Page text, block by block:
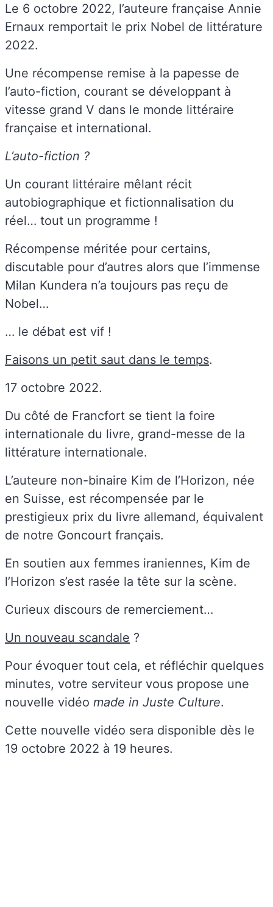
Le 6 octobre 2022, l’auteure française Annie
Ernaux remportait le prix Nobel de littérature
2022.
Une récompense remise à la papesse de
l’auto-fiction, courant se développant à
vitesse grand V dans le monde littéraire
française et international.
L’auto-fiction ?
Un courant littéraire mêlant récit
autobiographique et fictionnalisation du
réel… tout un programme !
Récompense méritée pour certains,
discutable pour d’autres alors que l’immense
Milan Kundera n’a toujours pas reçu de
Nobel…
… le débat est vif !
Faisons un petit saut dans le temps.
17 octobre 2022.
Du côté de Francfort se tient la foire
internationale du livre, grand-messe de la
littérature internationale.
L’auteure non-binaire Kim de l’Horizon, née
en Suisse, est récompensée par le
prestigieux prix du livre allemand, équivalent
de notre Goncourt français.
En soutien aux femmes iraniennes, Kim de
l’Horizon s’est rasée la tête sur la scène.
Curieux discours de remerciement…
Un nouveau scandale ?
Pour évoquer tout cela, et réfléchir quelques
minutes, votre serviteur vous propose une
nouvelle vidéo made in Juste Culture.
Cette nouvelle vidéo sera disponible dès le
19 octobre 2022 à 19 heures.